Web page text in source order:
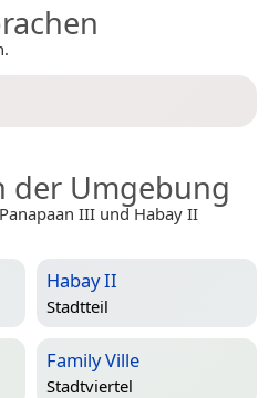
der Umgebung
III und Habay II
Habay II
Stadtteil
Family Ville
Stadtviertel